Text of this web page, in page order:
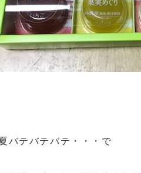
バテバテバテ・・・で